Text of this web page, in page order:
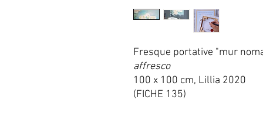
Fresque portative "mur
affresco
100 x 100 cm, Lillia 2020
(FICHE 135)